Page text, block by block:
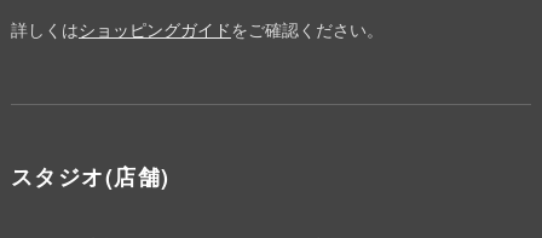
詳しくはショッピングガイドをご確認ください。
スタジオ(店舗)